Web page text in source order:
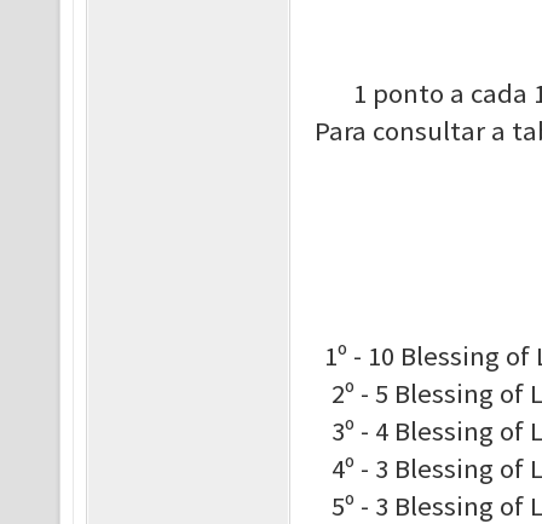
1 ponto a cada
Para consultar a
1º - 10 Blessing
2º - 5 Blessing of
3º - 4 Blessing of
4º - 3 Blessing of
5º - 3 Blessing of